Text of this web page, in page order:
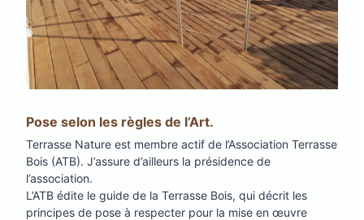
Pose selon les règles de l’Art.
Terrasse Nature est membre actif de l’Association Terrasse
Bois (ATB). J’assure d’ailleurs la présidence de
l’association.
L’ATB édite le guide de la Terrasse Bois, qui décrit les
principes de pose à respecter pour la mise en œuvre